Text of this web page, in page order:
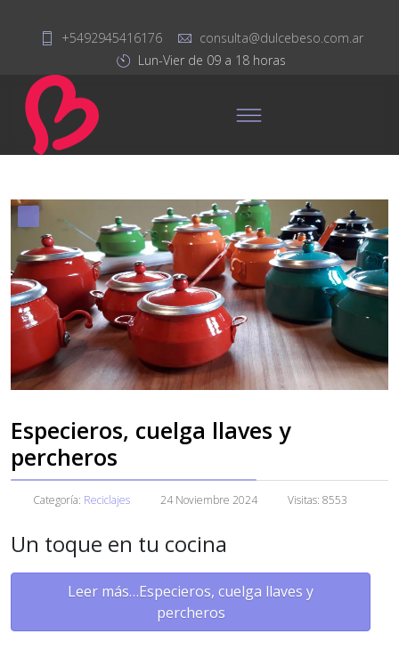
+5492945416176
consulta@dulcebeso.com.ar
Lun-Vier de 09 a 18 horas
Especieros, cuelga llaves y
percheros
Categoría: Reciclajes 24 Noviembre 2024 Visitas: 8553
Un toque en tu cocina
Leer más…Especieros, cuelga llaves y
percheros